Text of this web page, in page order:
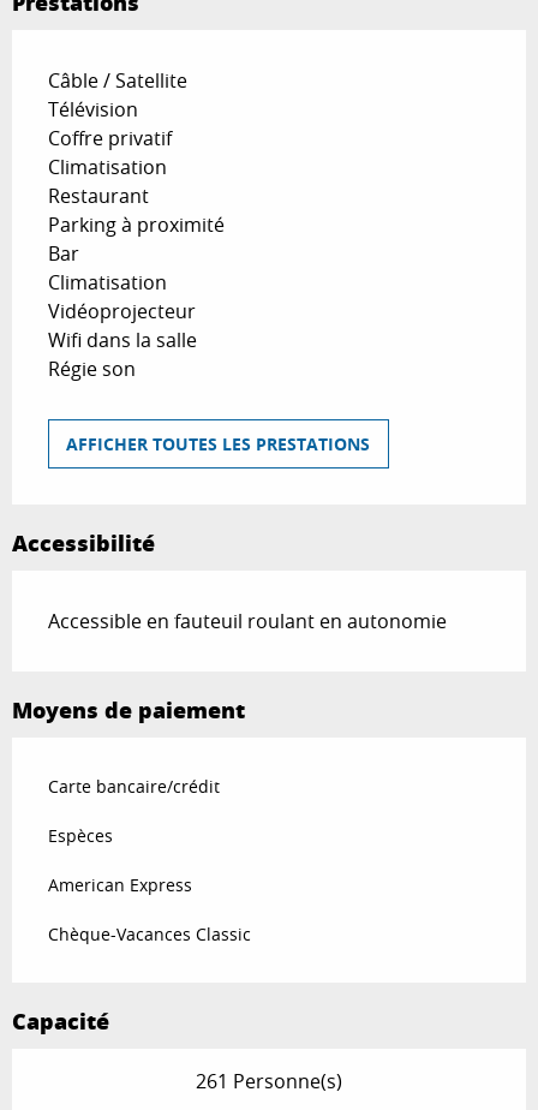
Câble / Satellite
Télévision
Coffre privatif
Climatisation
Restaurant
Parking à proximité
Bar
Climatisation
Vidéoprojecteur
Wifi dans la salle
Régie son
AFFICHER TOUTES LES PRESTATIONS
Accessibilité
Accessible en fauteuil roulant en autonomie
Moyens de paiement
Carte bancaire/crédit
Espèces
American Express
Chèque-Vacances Classic
Capacité
261 Personne(s)